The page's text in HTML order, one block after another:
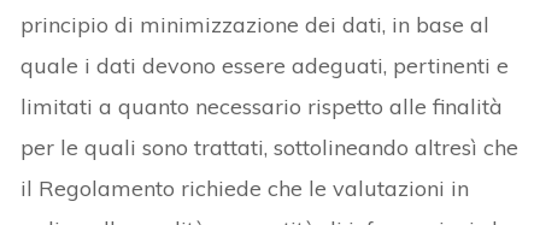
principio di minimizzazione dei dati, in base al
quale i dati devono essere adeguati, pertinenti e
limitati a quanto necessario rispetto alle finalità
per le quali sono trattati, sottolineando altresì che
il Regolamento richiede che le valutazioni in